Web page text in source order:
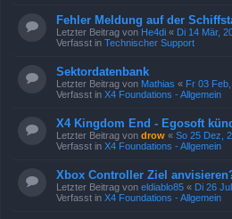
Fehler Meldung auf der
Letzter Beitrag von He4di « Di 14 Mär,
Verfasst in Technischer Support
Sektordatenbank
Letzter Beitrag von Mathias « Fr 03
Verfasst in X4 Foundations - Allgemein
X4 Kingdom End - Egosoft
Letzter Beitrag von drow « So 25 Dez,
Verfasst in X4 Foundations - Allgemein
Xbox Controller Ziel
Letzter Beitrag von eldiablo85 « Di 26
Verfasst in X4 Foundations - Allgemein